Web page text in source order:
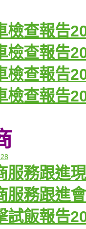
檢查報告
檢查報告
檢查報告
檢查報告
服務跟進
服務跟進
試飯報告